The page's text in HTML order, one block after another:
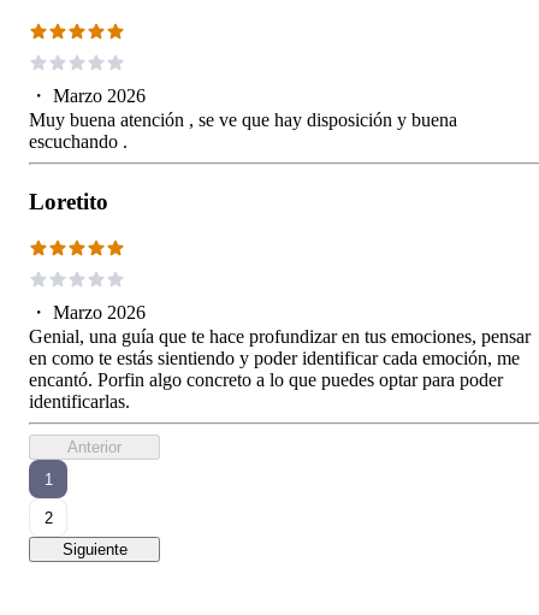
・ Marzo 2026
Muy buena atención , se ve que hay disposición y buena
escuchando .
Loretito
・ Marzo 2026
Genial, una guía que te hace profundizar en tus emociones, pensar
en como te estás sientiendo y poder identificar cada emoción, me
encantó. Porfin algo concreto a lo que puedes optar para poder
identificarlas.
Anterior
1
2
Siguiente